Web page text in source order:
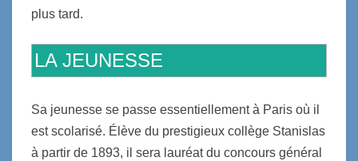
plus tard.
LA JEUNESSE
Sa jeunesse se passe essentiellement à Paris où il
est scolarisé. Élève du prestigieux collège Stanislas
à partir de 1893, il sera lauréat du concours général